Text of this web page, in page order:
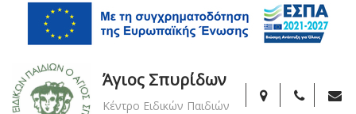
Άγιος Σπυρίδων
Κέντρο Ειδικών Παιδιών